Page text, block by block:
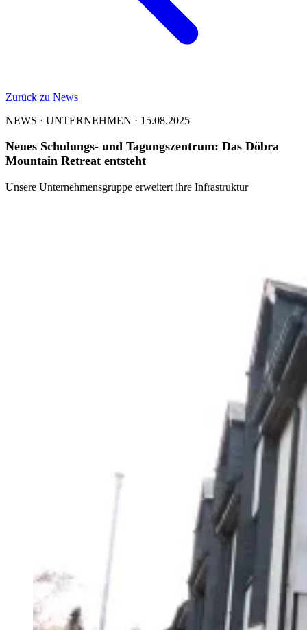
Zurück zu News
NEWS · UNTERNEHMEN · 15.08.2025
Neues Schulungs- und Tagungszentrum: Das Döbra
Mountain Retreat entsteht
Unsere Unternehmensgruppe erweitert ihre Infrastruktur